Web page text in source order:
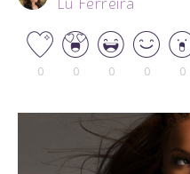
Lu Ferreira
0 0 0 0 0